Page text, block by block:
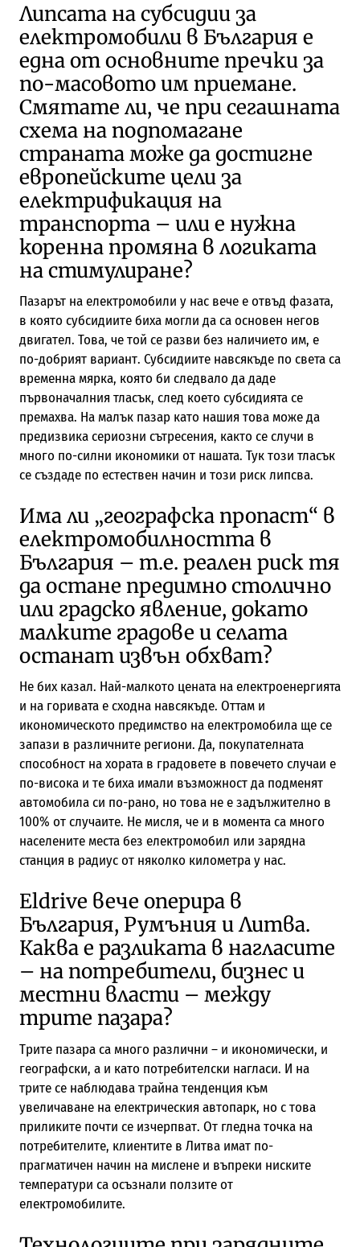
Липсата на субсидии за
електромобили в България е
една от основните пречки за
по-масовото им приемане.
Смятате ли, че при сегашната
схема на подпомагане
страната може да достигне
европейските цели за
електрификация на
транспорта – или е нужна
коренна промяна в логиката
на стимулиране?
Пазарът на електромобили у нас вече е отвъд фазата,
в която субсидиите биха могли да са основен негов
двигател. Това, че той се разви без наличието им, е
по-добрият вариант. Субсидиите навсякъде по света са
временна мярка, която би следвало да даде
първоначалния тласък, след което субсидията се
премахва. На малък пазар като нашия това може да
предизвика сериозни сътресения, както се случи в
много по-силни икономики от нашата. Тук този тласък
се създаде по естествен начин и този риск липсва.
Има ли „географска пропаст“ в
електромобилността в
България – т.е. реален риск тя
да остане предимно столично
или градско явление, докато
малките градове и селата
останат извън обхват?
Не бих казал. Най-малкото цената на електроенергията
и на горивата е сходна навсякъде. Оттам и
икономическото предимство на електромобила ще се
запази в различните региони. Да, покупателната
способност на хората в градовете в повечето случаи е
по-висока и те биха имали възможност да подменят
автомобила си по-рано, но това не е задължително в
100% от случаите. Не мисля, че и в момента са много
населените места без електромобил или зарядна
станция в радиус от няколко километра у нас.
Eldrive вече оперира в
България, Румъния и Литва.
Каква е разликата в нагласите
– на потребители, бизнес и
местни власти – между
трите пазара?
Трите пазара са много различни – и икономически, и
географски, а и като потребителски нагласи. И на
трите се наблюдава трайна тенденция към
увеличаване на електрическия автопарк, но с това
приликите почти се изчерпват. От гледна точка на
потребителите, клиентите в Литва имат по-
прагматичен начин на мислене и въпреки ниските
температури са осъзнали ползите от
електромобилите.